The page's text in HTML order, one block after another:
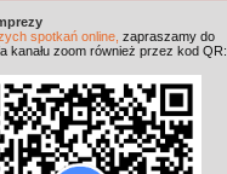
spotkań online, zapraszamy do
kanału zoom również przez kod QR: